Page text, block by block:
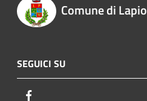
Comune di Lapio
SEGUICI SU